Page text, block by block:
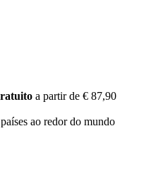
a partir de € 87,90
ao redor do mundo